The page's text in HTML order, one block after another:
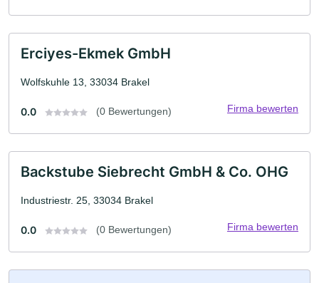
Erciyes-Ekmek GmbH
Wolfskuhle 13, 33034 Brakel
0.0 (0 Bewertungen) Firma bewerten
Backstube Siebrecht GmbH & Co. OHG
Industriestr. 25, 33034 Brakel
0.0 (0 Bewertungen) Firma bewerten